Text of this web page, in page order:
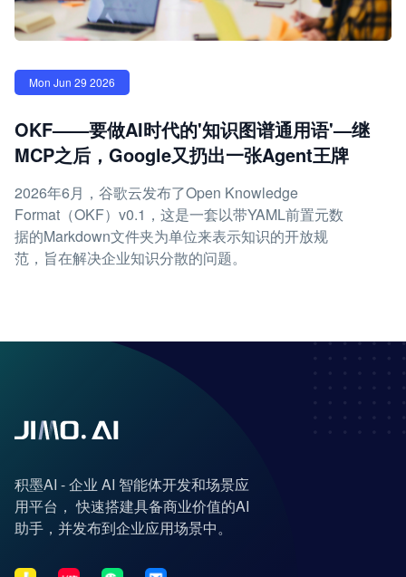
Mon Jun 29 2026
OKF——要做AI时代的'知识图谱通用语'—继
MCP之后，Google又扔出一张Agent王牌
2026年6月，谷歌云发布了Open Knowledge
Format（OKF）v0.1，这是一套以带YAML前置元数
据的Markdown文件夹为单位来表示知识的开放规
范，旨在解决企业知识分散的问题。
积墨AI - 企业 AI 智能体开发和场景应
用平台， 快速搭建具备商业价值的AI
助手，并发布到企业应用场景中。